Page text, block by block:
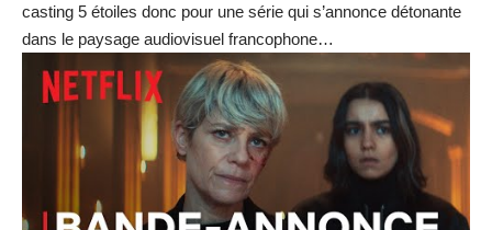
casting 5 étoiles donc pour une série qui s’annonce détonante
dans le paysage audiovisuel francophone…